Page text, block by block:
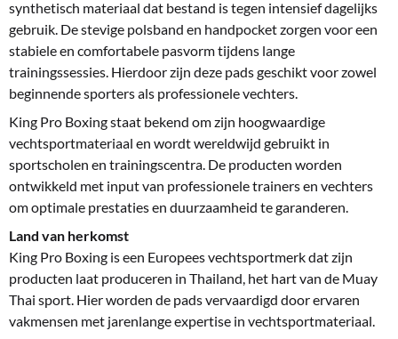
synthetisch materiaal dat bestand is tegen intensief dagelijks
gebruik. De stevige polsband en handpocket zorgen voor een
stabiele en comfortabele pasvorm tijdens lange
trainingssessies. Hierdoor zijn deze pads geschikt voor zowel
beginnende sporters als professionele vechters.
King Pro Boxing staat bekend om zijn hoogwaardige
vechtsportmateriaal en wordt wereldwijd gebruikt in
sportscholen en trainingscentra. De producten worden
ontwikkeld met input van professionele trainers en vechters
om optimale prestaties en duurzaamheid te garanderen.
Land van herkomst
King Pro Boxing is een Europees vechtsportmerk dat zijn
producten laat produceren in Thailand, het hart van de Muay
Thai sport. Hier worden de pads vervaardigd door ervaren
vakmensen met jarenlange expertise in vechtsportmateriaal.